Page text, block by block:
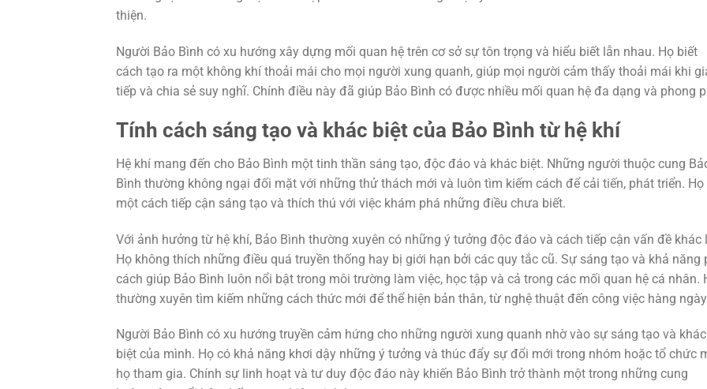
thiện.
Người Bảo Bình có xu hướng xây dựng mối quan hệ trên cơ sở sự tôn trọng và hiểu biết lẫn nhau. Họ biết
cách tạo ra một không khí thoải mái cho mọi người xung quanh, giúp mọi người cảm thấy thoải mái khi
tiếp và chia sẻ suy nghĩ. Chính điều này đã giúp Bảo Bình có được nhiều mối quan hệ đa dạng và phong
Tính cách sáng tạo và khác biệt của Bảo Bình từ hệ khí
Hệ khí mang đến cho Bảo Bình một tinh thần sáng tạo, độc đáo và khác biệt. Những người thuộc cung
Bình thường không ngại đối mặt với những thử thách mới và luôn tìm kiếm cách để cải tiến, phát triển. Họ
một cách tiếp cận sáng tạo và thích thú với việc khám phá những điều chưa biết.
Với ảnh hưởng từ hệ khí, Bảo Bình thường xuyên có những ý tưởng độc đáo và cách tiếp cận vấn đề khác
Họ không thích những điều quá truyền thống hay bị giới hạn bởi các quy tắc cũ. Sự sáng tạo và khả năng
cách giúp Bảo Bình luôn nổi bật trong môi trường làm việc, học tập và cả trong các mối quan hệ cá nhân.
thường xuyên tìm kiếm những cách thức mới để thể hiện bản thân, từ nghệ thuật đến công việc hàng
Người Bảo Bình có xu hướng truyền cảm hứng cho những người xung quanh nhờ vào sự sáng tạo và khác
biệt của mình. Họ có khả năng khơi dậy những ý tưởng và thúc đẩy sự đổi mới trong nhóm hoặc tổ chức
họ tham gia. Chính sự linh hoạt và tư duy độc đáo này khiến Bảo Bình trở thành một trong những cung